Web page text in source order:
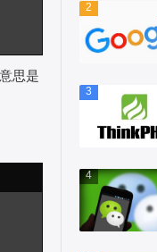
思是
2
3
4